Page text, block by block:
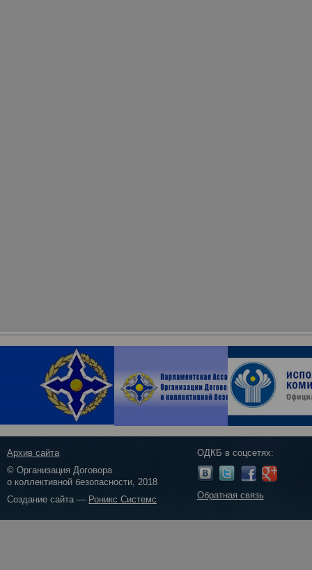
Архив сайта
© Организация Договора
о коллективной безопасности, 2018
Создание сайта — Роникс Системс
ОДКБ в соцсетях:
Обратная связь